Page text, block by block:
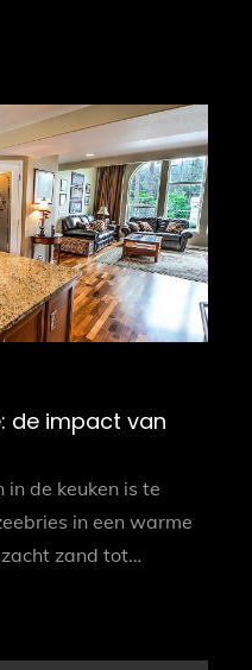
de impact van
de keuken is te
in een warme
zand tot…